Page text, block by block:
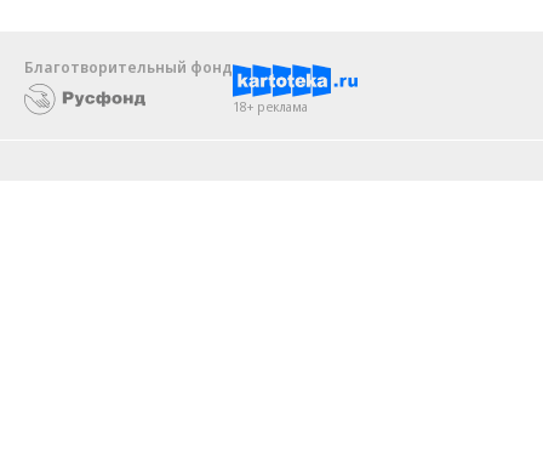
Благотворительный фонд
18+ реклама